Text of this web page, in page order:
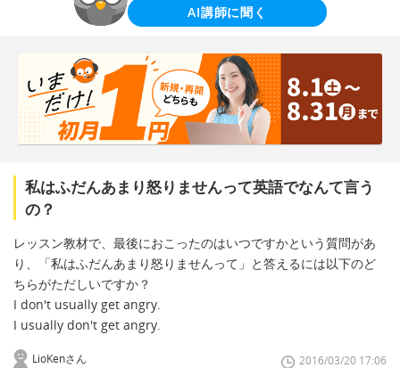
AI講師に聞く
私はふだんあまり怒りませんって英語でなんて言う
の？
レッスン教材で、最後におこったのはいつですかという質問があ
り、「私はふだんあまり怒りませんって」と答えるには以下のど
ちらがただしいですか？
I don't usually get angry.
I usually don't get angry.
LioKenさん 2016/03/20 17:06